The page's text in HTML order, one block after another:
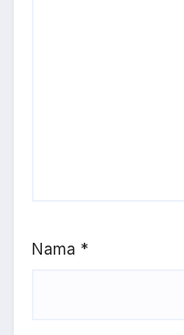
Nama *